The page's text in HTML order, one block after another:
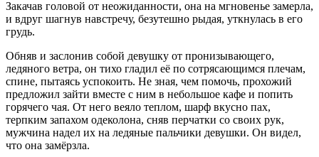
Закачав головой от неожиданности, она на мгновенье замерла,
и вдруг шагнув навстречу, безутешно рыдая, уткнулась в его
грудь.
Обняв и заслонив собой девушку от пронизывающего,
ледяного ветра, он тихо гладил её по сотрясающимся плечам,
спине, пытаясь успокоить. Не зная, чем помочь, прохожий
предложил зайти вместе с ним в небольшое кафе и попить
горячего чая. От него веяло теплом, шарф вкусно пах,
терпким запахом одеколона, сняв перчатки со своих рук,
мужчина надел их на ледяные пальчики девушки. Он видел,
что она замёрзла.